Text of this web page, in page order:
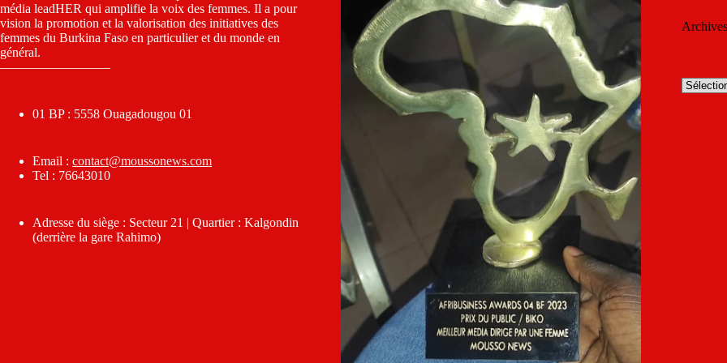
média leadHER qui amplifie la voix des femmes. Il a pour
vision la promotion et la valorisation des initiatives des
femmes du Burkina Faso en particulier et du monde en
général.
————————–
01 BP : 5558 Ouagadougou 01
Email : contact@moussonews.com
Tel : 76643010
Adresse du siège : Secteur 21 | Quartier : Kalgondin
(derrière la gare Rahimo)
Archives
Archives